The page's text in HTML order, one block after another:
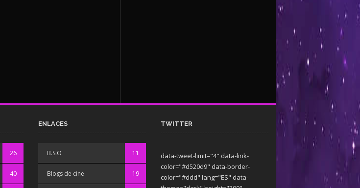
26
40
ENLACES
B.S.O 11
Blogs de cine 19
TWITTER
data-tweet-limit="4" data-link-
color="#d520d9" data-border-
color="#ddd" lang="ES" data-